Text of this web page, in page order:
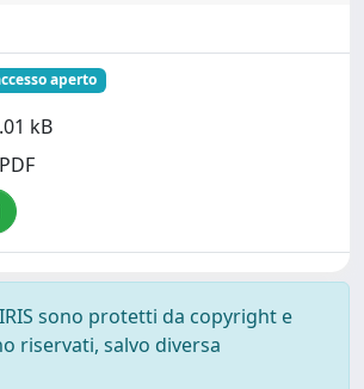
aperto
kB
sono protetti da copyright e
riservati, salvo diversa